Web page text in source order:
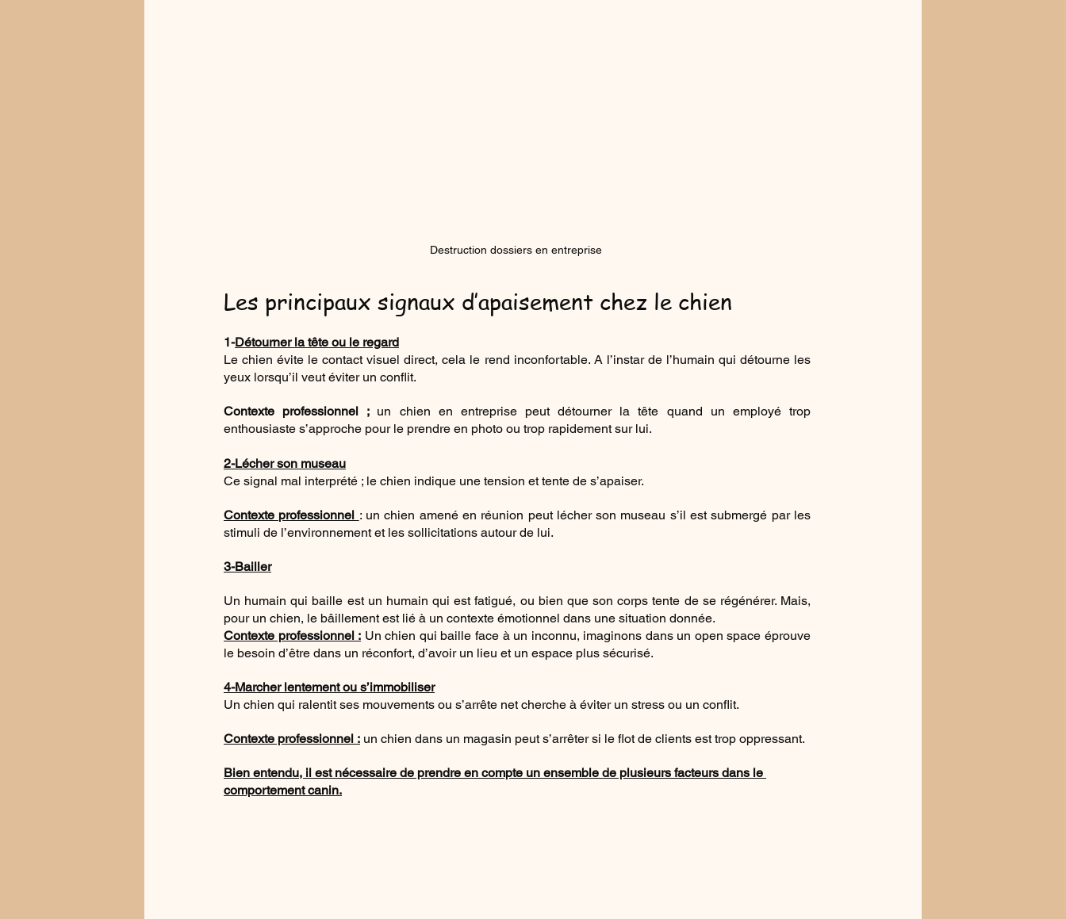
Destruction dossiers en entreprise
Les principaux signaux d’apaisement chez le chien
1-Détourner la tête ou le regard
Le chien évite le contact visuel direct, cela le rend inconfortable. A l’instar de l’humain qui détourne les
yeux lorsqu’il veut éviter un conflit.
Contexte professionnel ; un chien en entreprise peut détourner la tête quand un employé trop
enthousiaste s’approche pour le prendre en photo ou trop rapidement sur lui.
2-Lécher son museau
Ce signal mal interprété ; le chien indique une tension et tente de s’apaiser.
Contexte professionnel : un chien amené en réunion peut lécher son museau s’il est submergé par les
stimuli de l’environnement et les sollicitations autour de lui.
3-Bailler
Un humain qui baille est un humain qui est fatigué, ou bien que son corps tente de se régénérer. Mais,
pour un chien, le bâillement est lié à un contexte émotionnel dans une situation donnée.
Contexte professionnel : Un chien qui baille face à un inconnu, imaginons dans un open space éprouve
le besoin d’être dans un réconfort, d’avoir un lieu et un espace plus sécurisé.
4-Marcher lentement ou s’immobiliser
Un chien qui ralentit ses mouvements ou s’arrête net cherche à éviter un stress ou un conflit.
Contexte professionnel : un chien dans un magasin peut s’arrêter si le flot de clients est trop oppressant.
Bien entendu, il est nécessaire de prendre en compte un ensemble de plusieurs facteurs dans le
comportement canin.